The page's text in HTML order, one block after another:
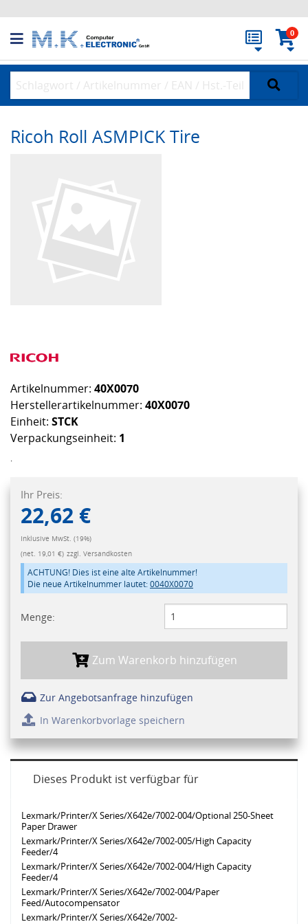
0
Ricoh Roll ASMPICK Tire
Artikelnummer: 40X0070
Herstellerartikelnummer: 40X0070
Einheit: STCK
Verpackungseinheit: 1
.
Ihr Preis:
22,62 €
Inklusive MwSt. (19%)
(net. 19,01 €) zzgl. Versandkosten
ACHTUNG! Dies ist eine alte Artikelnummer!
Die neue Artikelnummer lautet:0040X0070
Menge:
Zum Warenkorb hinzufügen
Zur Angebotsanfrage hinzufügen
In Warenkorbvorlage speichern
Dieses Produkt ist verfügbar für
Lexmark/Printer/X Series/X642e/7002-004/Optional 250-Sheet
Paper Drawer
Lexmark/Printer/X Series/X642e/7002-005/High Capacity
Feeder/4
Lexmark/Printer/X Series/X642e/7002-004/High Capacity
Feeder/4
Lexmark/Printer/X Series/X642e/7002-004/Paper
Feed/Autocompensator
Lexmark/Printer/X Series/X642e/7002-